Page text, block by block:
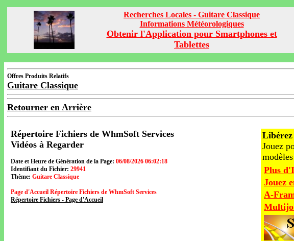
Recherches Locales - Guitare Classique
Informations Météorologiques
Obtenir l'Application pour Smartphones et
Tablettes
Offres Produits Relatifs
Guitare Classique
Retourner en Arrière
Répertoire Fichiers de WhmSoft Services
Vidéos à Regarder
Date et Heure de Génération de la Page: 06/08/2026 06:02:18
Identifiant du Fichier: 29941
Thème: Guitare Classique
Page d'Accueil Répertoire Fichiers de WhmSoft Services
Répertoire Fichiers - Page d'Accueil
Jouez
Plus
Jouez
A-